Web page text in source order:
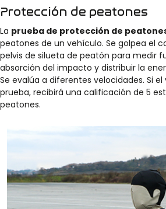
Protección de peatones
La prueba de protección de
peatones de un vehículo. Se golpea el
pelvis de silueta de peatón para medir
absorción del impacto y distribuir la
Se evalúa a diferentes velocidades. Si
prueba, recibirá una calificación de 5
peatones.